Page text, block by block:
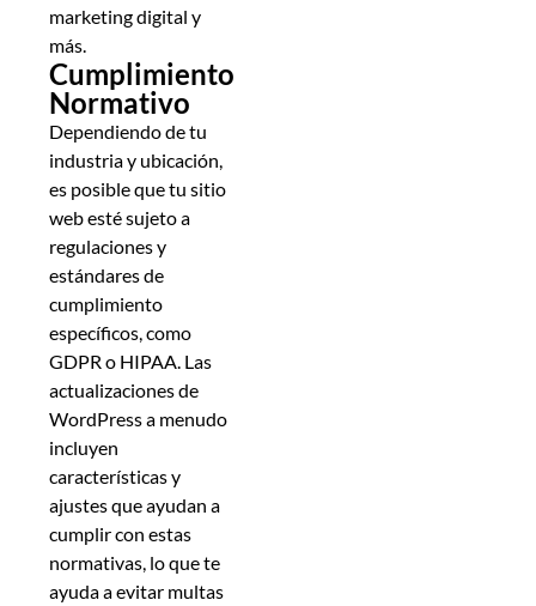
marketing digital y
más.
Cumplimiento
Normativo
Dependiendo de tu
industria y ubicación,
es posible que tu sitio
web esté sujeto a
regulaciones y
estándares de
cumplimiento
específicos, como
GDPR o HIPAA. Las
actualizaciones de
WordPress a menudo
incluyen
características y
ajustes que ayudan a
cumplir con estas
normativas, lo que te
ayuda a evitar multas